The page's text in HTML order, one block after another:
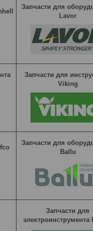
Запчасти для
Lavor
Запчасти для
Viking
Запчасти для
Ballu
Запчасти для
электроинструмента